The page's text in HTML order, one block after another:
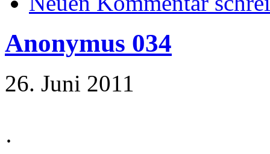
Anonymus 034
26. Juni 2011
·